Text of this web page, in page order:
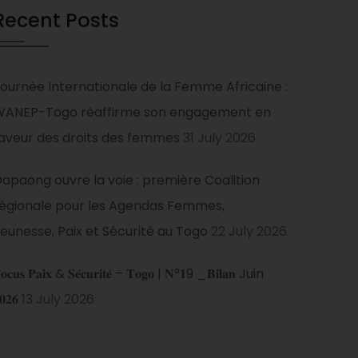
Posts
Internationale de la Femme Africaine :
Togo réaffirme son engagement en
des droits des femmes 31 July 2026
ouvre la voie : première Coalition
pour les Agendas Femmes,
Paix et Sécurité au Togo 22 July 2026
𝐏𝐚𝐢𝐱 & 𝐒𝐞́𝐜𝐮𝐫𝐢𝐭𝐞́ – 𝐓𝐨𝐠𝐨 | 𝐍°𝟏9 _𝐁𝐢𝐥𝐚𝐧 Juin
13 July 2026